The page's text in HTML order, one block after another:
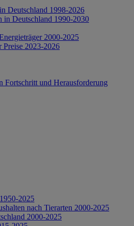
Deutschland 1998-2026
in Deutschland 1990-2030
2000-2025
2023-2026
Fortschritt und Herausforderung
2025
nach Tierarten 2000-2025
2000-2025